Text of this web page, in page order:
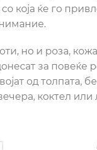
која ќе го
но и роза,
за повеќе
од толпата,
коктел